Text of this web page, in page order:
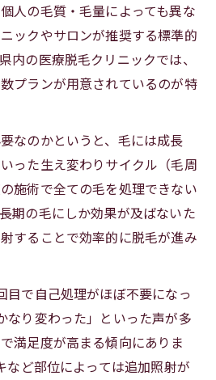
人の毛質・毛量によっても異な
ックやサロンが推奨する標準的
内の医療脱毛クリニックでは、
プランが用意されているのが特
なのかというと、毛には成長
った生え変わりサイクル（毛周
施術で全ての毛を処理できない
期の毛にしか効果が及ばないた
することで効率的に脱毛が進み
目で自己処理がほぼ不要になっ
なり変わった」といった声が多
満足度が高まる傾向にありま
など部位によっては追加照射が